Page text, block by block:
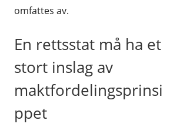
omfattes av.
En rettsstat må ha et
stort inslag av
maktfordelingsprinsi
ppet